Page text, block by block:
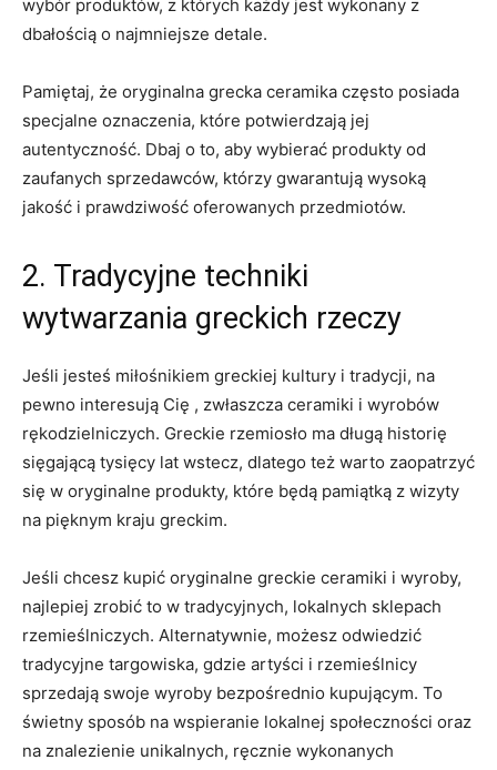
wybór produktów, z których każdy jest wykonany z
dbałością o najmniejsze ⁤detale.
Pamiętaj,⁢ że oryginalna grecka ceramika często​ posiada
specjalne oznaczenia, które ⁢potwierdzają⁢ jej
autentyczność. Dbaj o to,‌ aby wybierać produkty od
zaufanych sprzedawców, którzy gwarantują wysoką
jakość i ‌prawdziwość oferowanych przedmiotów.
2. Tradycyjne techniki
wytwarzania‌ greckich⁤ rzeczy
Jeśli⁢ jesteś miłośnikiem greckiej ⁤kultury i⁢ tradycji,‌ na⁣
pewno interesują Cię , ⁤zwłaszcza ceramiki i⁢ wyrobów
rękodzielniczych. Greckie rzemiosło ma długą historię
sięgającą‍ tysięcy lat wstecz, dlatego też ⁤warto zaopatrzyć
się w oryginalne‌ produkty, ​które będą‍ pamiątką z wizyty
na pięknym kraju‍ greckim.
Jeśli chcesz‍ kupić‌ oryginalne greckie ceramiki i wyroby, ​
najlepiej⁢ zrobić to w‌ tradycyjnych, lokalnych sklepach
rzemieślniczych.​ Alternatywnie,⁢ możesz odwiedzić
tradycyjne targowiska, gdzie artyści⁣ i rzemieślnicy‍
sprzedają ​swoje wyroby bezpośrednio kupującym. To
świetny sposób na wspieranie​ lokalnej społeczności oraz
na znalezienie unikalnych, ⁢ręcznie wykonanych